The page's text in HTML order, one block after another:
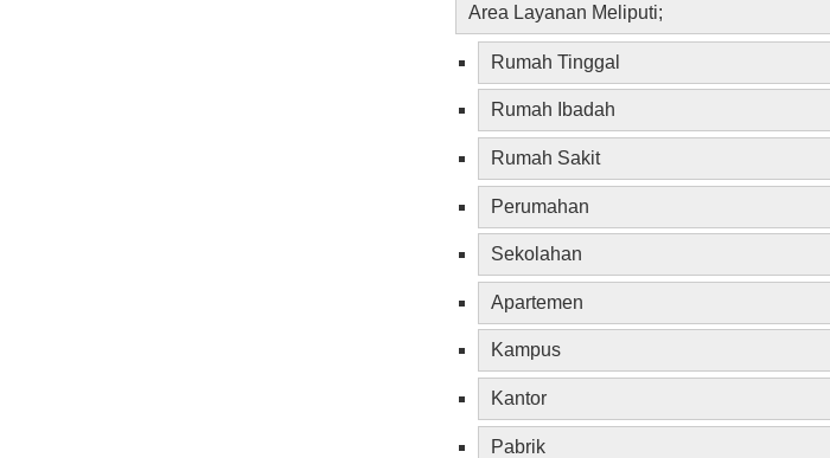
Area Layanan Meliputi;
Rumah Tinggal
Rumah Ibadah
Rumah Sakit
Perumahan
Sekolahan
Apartemen
Kampus
Kantor
Pabrik